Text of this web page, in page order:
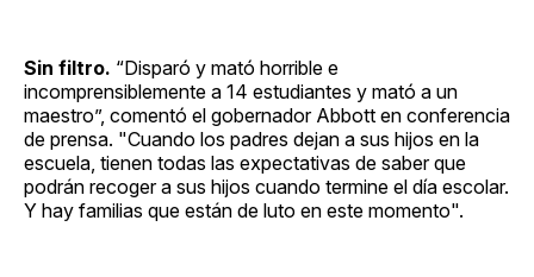
Sin filtro. “Disparó y mató horrible e
incomprensiblemente a 14 estudiantes y mató a un
maestro”, comentó el gobernador Abbott en conferencia
de prensa. "Cuando los padres dejan a sus hijos en la
escuela, tienen todas las expectativas de saber que
podrán recoger a sus hijos cuando termine el día escolar.
Y hay familias que están de luto en este momento".